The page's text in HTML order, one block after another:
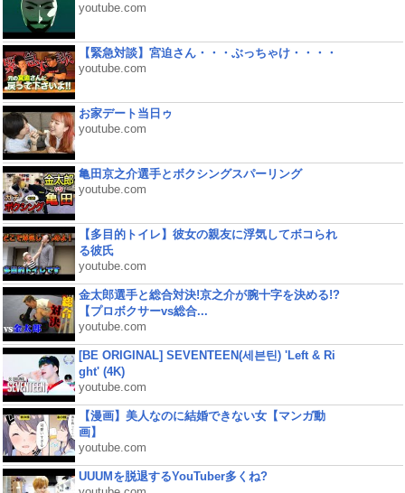
youtube.com
【緊急対談】宮迫さん・・・ぶっちゃけ・・・・
youtube.com
お家デート当日ゥ
youtube.com
亀田京之介選手とボクシングスパーリング
youtube.com
【多目的トイレ】彼女の親友に浮気してボコられ
る彼氏
youtube.com
金太郎選手と総合対決!京之介が腕十字を決める!?
【プロボクサーvs総合...
youtube.com
[BE ORIGINAL] SEVENTEEN(세븐틴) 'Left & Ri
ght' (4K)
youtube.com
【漫画】美人なのに結婚できない女【マンガ動
画】
youtube.com
UUUMを脱退するYouTuber多くね?